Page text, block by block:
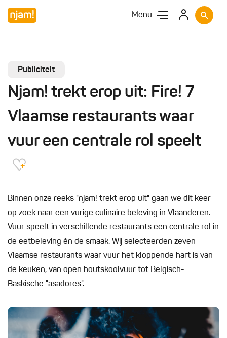
Menu
Publiciteit
Njam! trekt erop uit: Fire! 7
Vlaamse restaurants waar
vuur een centrale rol speelt
Binnen onze reeks "njam! trekt erop uit" gaan we dit keer
op zoek naar een vurige culinaire beleving in Vlaanderen.
Vuur speelt in verschillende restaurants een centrale rol in
de eetbeleving én de smaak. Wij selecteerden zeven
Vlaamse restaurants waar vuur het kloppende hart is van
de keuken, van open houtskoolvuur tot Belgisch-
Baskische "asadores".